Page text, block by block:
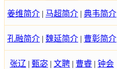
姜维简介 | 马超简介 | 典韦简介
孔融简介 | 魏延简介 | 曹彰简介
张辽 | 甄宓 | 文聘 | 曹睿 | 钟会